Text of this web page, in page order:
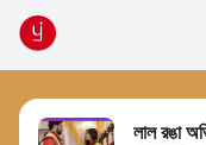
লাল রঙা